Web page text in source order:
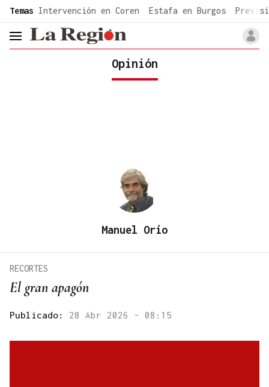
common.go-to-content
Temas Intervención en Coren Estafa en Burgos
header.menu.open
Opinión
Manuel Orío
El gran apagón
RECORTES
Publicado: 28 Abr 2026 - 08:15